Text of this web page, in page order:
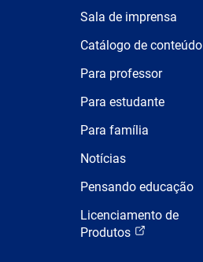
Sala de imprensa
Catálogo de conteúdo
Para professor
Para estudante
Para família
Notícias
Pensando educação
Licenciamento de
Produtos